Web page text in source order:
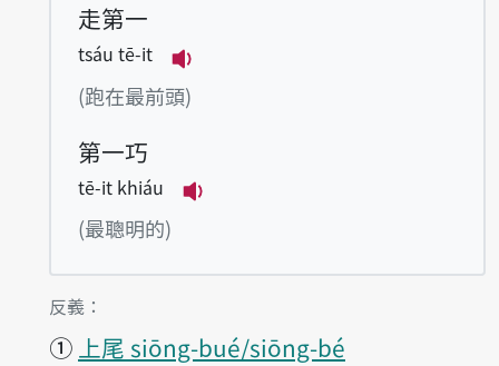
走第一
tsáu tē-it
播放例句tsáu tē-it
(跑在最前頭)
第一巧
tē-it khiáu
(最聰明的)
第1項釋義的
反義：
① 上尾 siōng-bué/siōng-bé